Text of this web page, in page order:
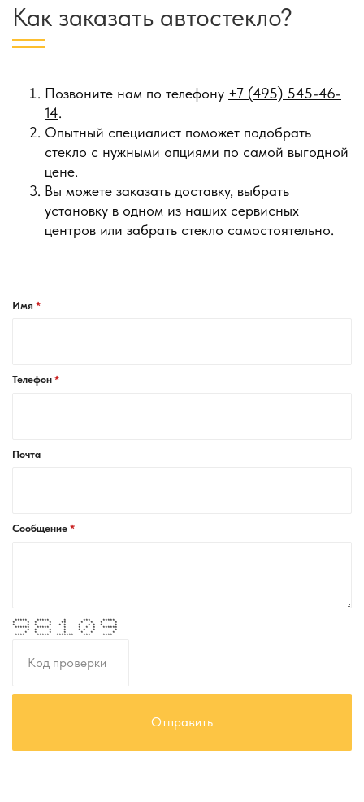
Как заказать автостекло?
Позвоните нам по телефону +7 (495) 545-46-
14.
Опытный специалист поможет подобрать
стекло с нужными опциями по самой выгодной
цене.
Вы можете заказать доставку, выбрать
установку в одном из наших сервисных
центров или забрать стекло самостоятельно.
Имя
Телефон
Почта
Сообщение
***** ***** * *** *****
* * * * ** * * * *
* * * * * * * * * * *
****** ***** * * * * ******
* * * * * * * *
* * * * * * *
**** ***** ******* *** ****